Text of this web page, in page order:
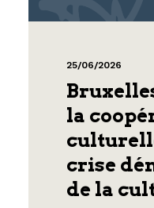
25/06/2026
la
crise
de la